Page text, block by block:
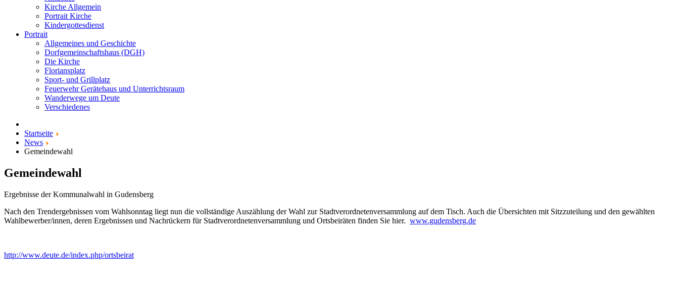
Kirche Allgemein
Portrait Kirche
Kindergottesdienst
Portrait
Allgemeines und Geschichte
Dorfgemeinschaftshaus (DGH)
Die Kirche
Floriansplatz
Sport- und Grillplatz
Feuerwehr Gerätehaus und Unterrichtsraum
Wanderwege um Deute
Verschiedenes
Startseite
News
Gemeindewahl
Gemeindewahl
Ergebnisse der Kommunalwahl in Gudensberg
Nach den Trendergebnissen vom Wahlsonntag liegt nun die vollständige Auszählung der Wahl zur Stadtverordnetenversammlung auf dem Tisch. Auch die Übersichten mit Sitzzuteilung und den gewählten
Wahlbewerber/innen, deren Ergebnissen und Nachrückern für Stadtverordnetenversammlung und Ortsbeiräten finden Sie hier. www.gudensberg.de
http://www.deute.de/index.php/ortsbeirat